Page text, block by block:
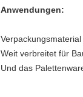
Anwendungen:
Verpackungsmaterial
Weit verbreitet für
Und das